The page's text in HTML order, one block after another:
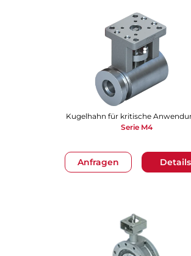
Anfragen Details
Kugelhahn für kritische
Serie M4